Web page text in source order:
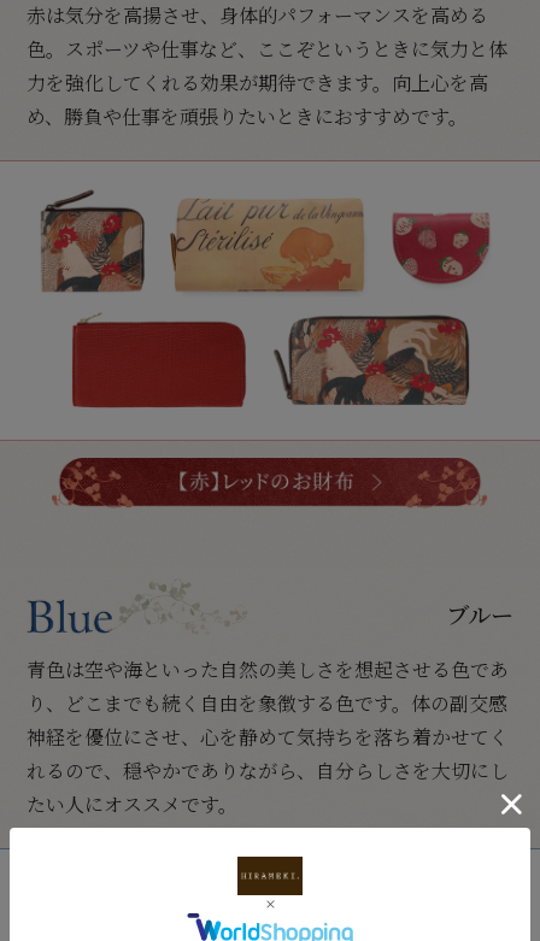
赤は気分を高揚させ、身体的パフォーマンスを高める
色。スポーツや仕事など、ここぞというときに気力と体
力を強化してくれる効果が期待できます。向上心を高
め、勝負や仕事を頑張りたいときにおすすめです。
ブルー
青色は空や海といった自然の美しさを想起させる色であ
り、どこまでも続く自由を象徴する色です。体の副交感
神経を優位にさせ、心を静めて気持ちを落ち着かせてく
れるので、穏やかでありながら、自分らしさを大切にし
たい人にオススメです。